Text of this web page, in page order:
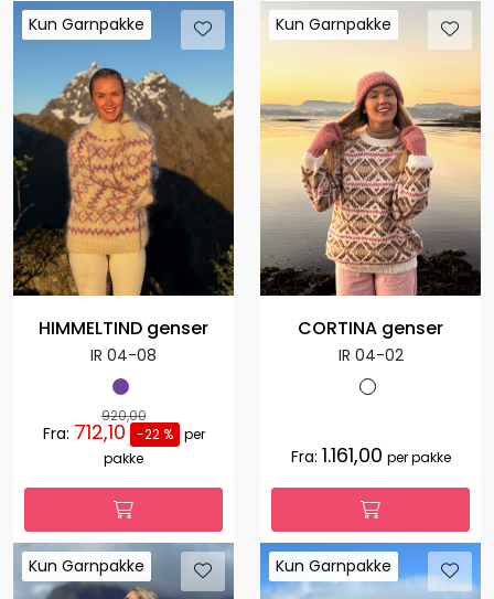
Kun Garnpakke
Kun Garnpakke
HIMMELTIND genser
IR 04-08
920,00
Fra: 712,10 -22 %
per
pakke
Kun Garnpakke
Kun Garnpakke
CORTINA genser
IR 04-02
Fra: 1.161,00 per pakke
Kun Garnpakke
Kun Garnpakke Kun Garnpakke
Kun Garnpakke